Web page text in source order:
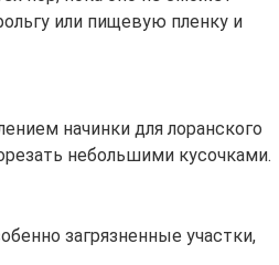
или пищевую пленку и
начинки для лоранского
небольшими кусочками.
загрязненные участки,